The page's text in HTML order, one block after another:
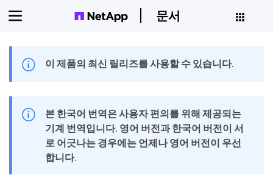
문서
이 제품의 최신 릴리즈를 사용할 수 있습니다.
본 한국어 번역은 사용자 편의를 위해 제공되는
기계 번역입니다. 영어 버전과 한국어 버전이 서
로 어긋나는 경우에는 언제나 영어 버전이 우선
합니다.